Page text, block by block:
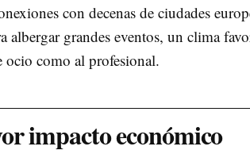
con decenas de ciudades
albergar grandes eventos, un clima
ocio como al profesional.
impacto económico